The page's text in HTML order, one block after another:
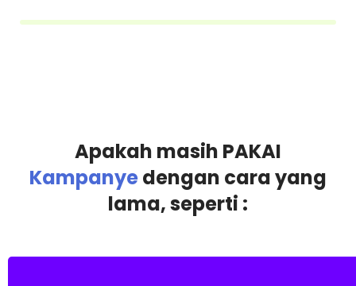
Apakah masih PAKAI
Kampanyedengan cara yang
lama, seperti :